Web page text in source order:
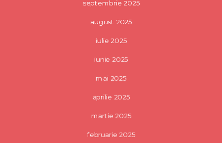
august 2025
iulie 2025
iunie 2025
mai 2025
aprilie 2025
martie 2025
februarie 2025